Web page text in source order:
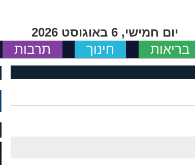
יום חמישי, 6 באוגוסט 2026
בריאות חינוך תרבות